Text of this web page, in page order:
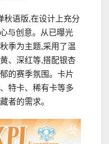
秋语版,在设计上充分
与创意。从已曝光
季为主题,采用了温
、深红等,搭配银杏
的赛季氛围。卡片
特卡、稀有卡等多
者的需求。